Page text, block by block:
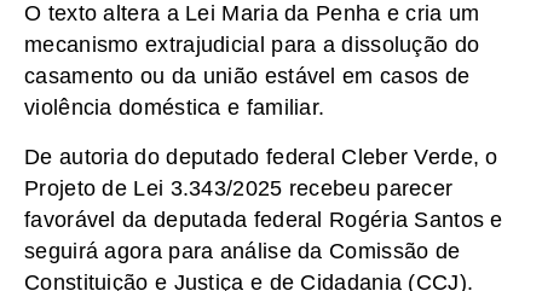
O texto altera a Lei Maria da Penha e cria um
mecanismo extrajudicial para a dissolução do
casamento ou da união estável em casos de
violência doméstica e familiar.
De autoria do deputado federal Cleber Verde, o
Projeto de Lei 3.343/2025 recebeu parecer
favorável da deputada federal Rogéria Santos e
seguirá agora para análise da Comissão de
Constituição e Justiça e de Cidadania (CCJ).